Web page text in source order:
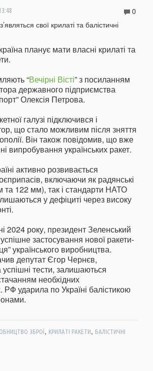
0
планує мати власні крилаті та
“Вечірні Вісті” з посиланням
державного підприємства
Олексія Петрова.
галузі підключився і
що стало можливим після зняття
Він також повідомив, що вже
випробування українських ракет.
активно розвивається
включаючи як радянські
та 122 мм), так і стандарти НАТО
у дефіциті через високу
2024 року, президент Зеленський
застосування нової ракети-
українського виробництва.
депутат Єгор Чернєв,
тести, залишаються
необхідних
РФ ударила по Україні балістикою
ЗБРОЇ, КРИЛАТІ РАКЕТИ, БАЛІСТИЧНІ